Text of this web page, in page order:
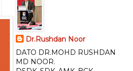
Dr.Rushdan Noor
DATO DR.MOHD RUSHDAN
MD NOOR.